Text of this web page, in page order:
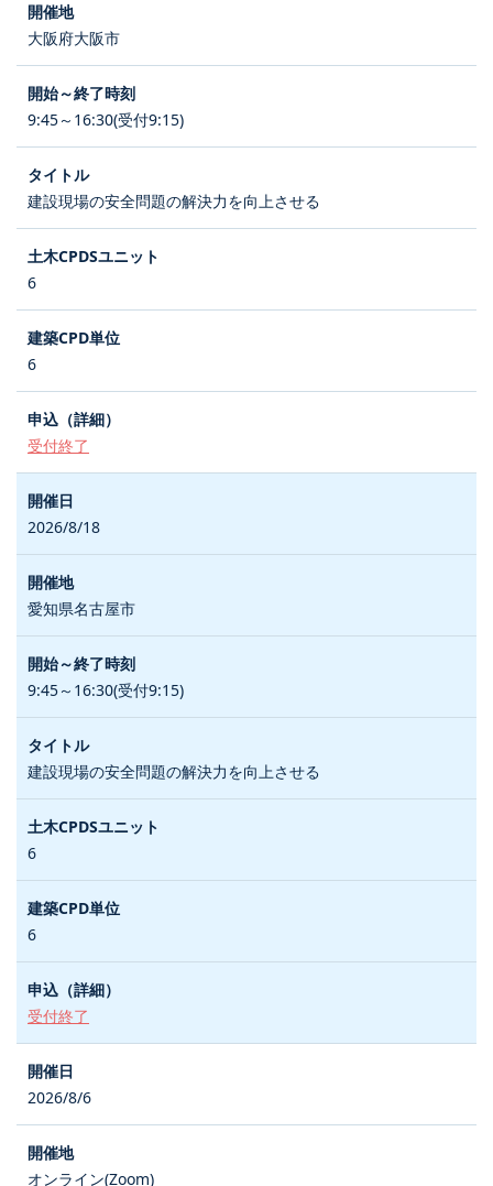
大阪府大阪市
9:45～16:30(受付9:15)
建設現場の安全問題の解決力を向上させる
6
6
受付終了
2026/8/18
愛知県名古屋市
9:45～16:30(受付9:15)
建設現場の安全問題の解決力を向上させる
6
6
受付終了
2026/8/6
オンライン(Zoom)